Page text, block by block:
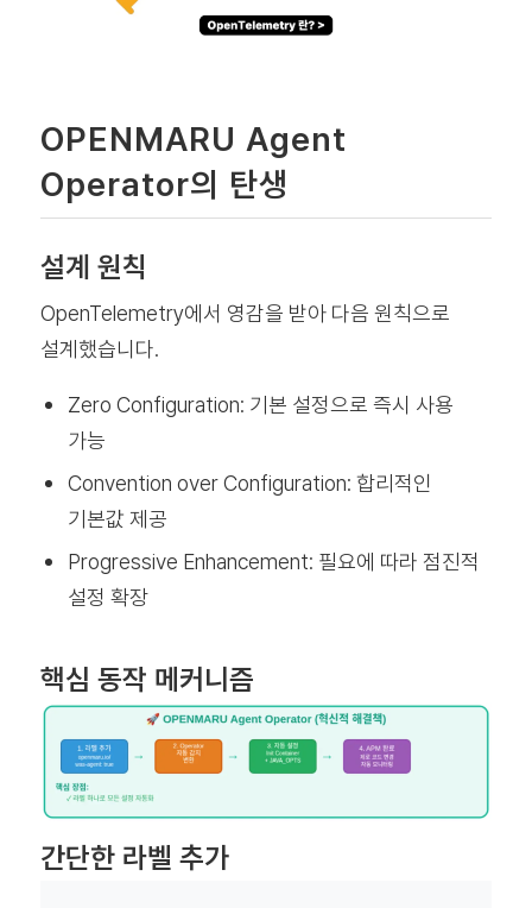
OPENMARU Agent
Operator의 탄생
설계 원칙
OpenTelemetry에서 영감을 받아 다음 원칙으로
설계했습니다.
Zero Configuration: 기본 설정으로 즉시 사용
가능
Convention over Configuration: 합리적인
기본값 제공
Progressive Enhancement: 필요에 따라 점진적
설정 확장
핵심 동작 메커니즘
간단한 라벨 추가